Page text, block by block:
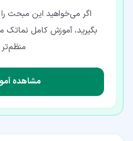
اگر می‌خواهید این مبحث را
بگیرید، آموزش کامل نماتک
مشاهده